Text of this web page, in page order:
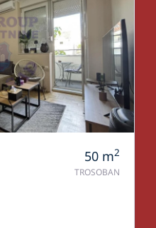
50 m2
TROSOBAN